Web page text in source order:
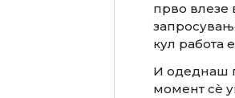
прво влезе
кул работа е
И одеднаш
момент сè